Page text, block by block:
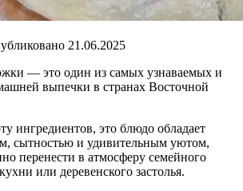
21.06.2025
— это один из самых узнаваемых и
выпечки в странах Восточной
ингредиентов, это блюдо обладает
сытностью и удивительным уютом,
перенести в атмосферу семейного
или деревенского застолья.